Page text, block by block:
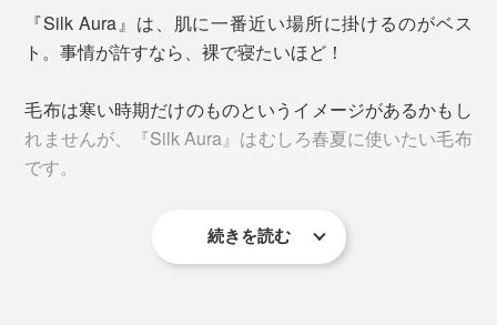
造ですが、ていねいに起毛することにより、さらにたく
さんの空気を抱え込むことが可能に。
熱伝導率が低く、夏は涼しくて冬は暖かい。しっとり肌
に吸い付くようでいて、サラッとした感触。「毛布」を
超えた、傑作寝具です。
“織りの匠”、和田喜明氏
ず、じっくり時間をかけて染色。
起毛を繰り返してふわふわになった生地は、「額縁縫製
なく、四方すべてを同じ生地で折り返すことで、どこを
触っても天然シルクのなめらかさ。首元のチクチク感も
『Silk Aura』は、肌に一番近い場所に掛けるのがベス
ト。事情が許すなら、裸で寝たいほど！
毛布は寒い時期だけのものというイメージがあるかもし
れませんが、『Silk Aura』はむしろ春夏に使いたい毛布
です。
軽くてムレない『Silk Aura』一枚で過ごす夜は、快適そ
続きを読む